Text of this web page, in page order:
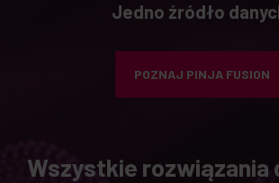
Jedno źródło
POZNAJ PINJA FUSION
Wszystkie rozwiązania